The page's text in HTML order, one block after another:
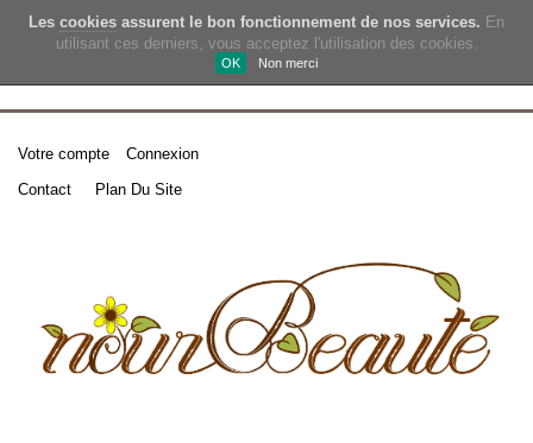
Les cookies assurent le bon fonctionnement de nos services. En
utilisant ces derniers, vous acceptez l'utilisation des cookies.
OK Non merci
Votre compte
Connexion
Contact
Plan Du Site